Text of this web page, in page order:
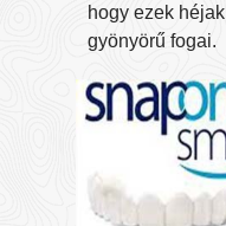
hogy ezek
gyönyörű fogai.